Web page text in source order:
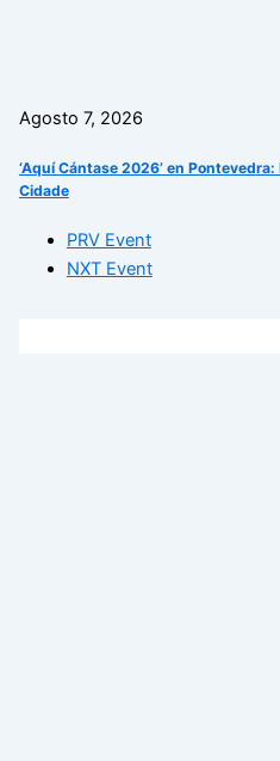
Agosto 7, 2026
‘Aquí Cántase 2026’ en
Cidade
PRV Event
NXT Event